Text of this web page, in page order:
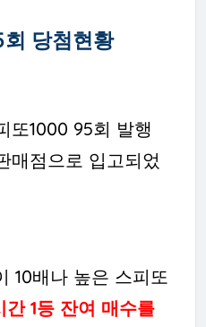
당첨현황
또1000 95회 발행
매점으로 입고되었
10배나 높은 스피또
1등 잔여 매수를